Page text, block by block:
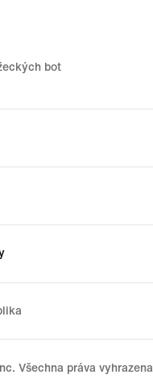
bot
Všechna práva vyhrazena